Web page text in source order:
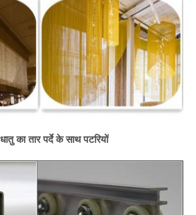
का तार पर्दे के साथ पटरियों